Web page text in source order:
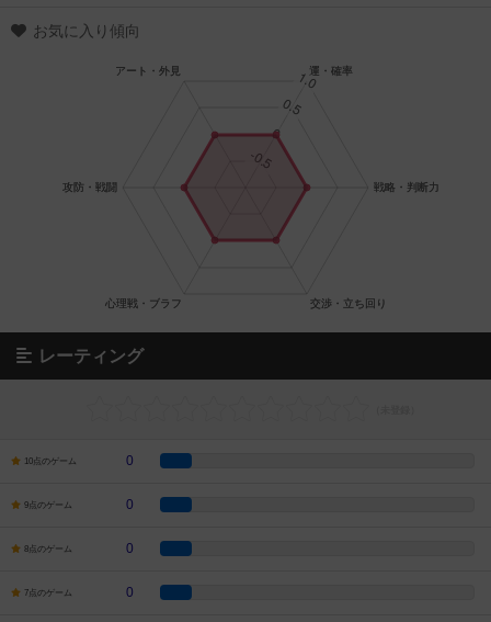
お気に入り傾向
レーティング
10点のゲーム 0
9点のゲーム 0
8点のゲーム 0
7点のゲーム 0